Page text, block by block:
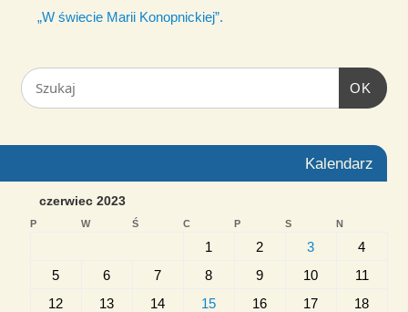
„W świecie Marii Konopnickiej”.
OK
Kalendarz
czerwiec 2023
P W Ś C P S N
1 2 3
4
5
6 7 8 9 10
11
12
13 14 15 16 17
18